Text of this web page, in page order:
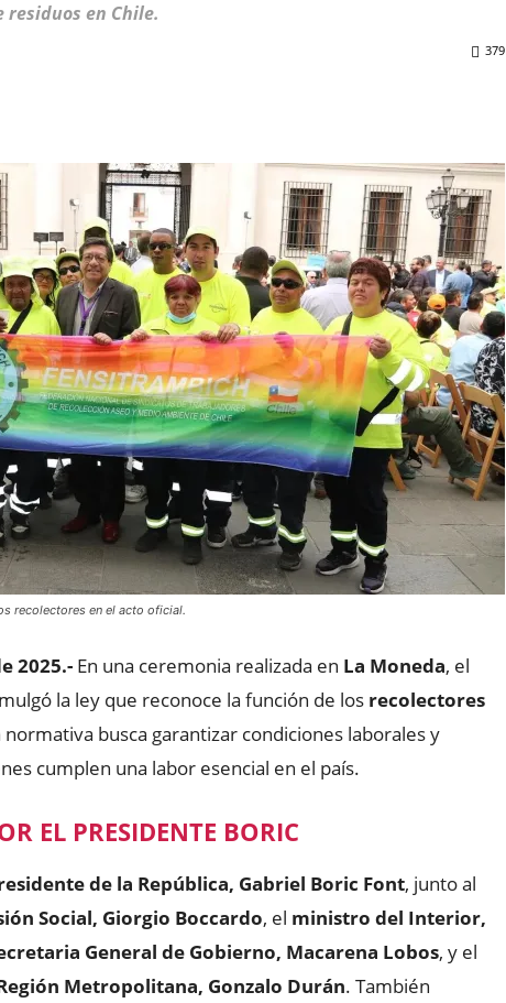
residuos en Chile.
379
recolectores en el acto oficial.
2025.- En una ceremonia realizada en La Moneda, el
la ley que reconoce la función de los recolectores
normativa busca garantizar condiciones laborales y
cumplen una labor esencial en el país.
EL PRESIDENTE BORIC
de la República, Gabriel Boric Font, junto al
Social, Giorgio Boccardo, el ministro del Interior,
General de Gobierno, Macarena Lobos, y el
Metropolitana, Gonzalo Durán. También